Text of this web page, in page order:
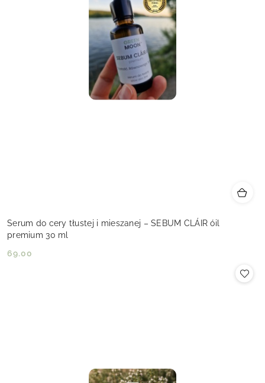
Serum do cery tłustej i mieszanej – SEBUM CLÁIR óil
premium 30 ml
Cena:
69.00